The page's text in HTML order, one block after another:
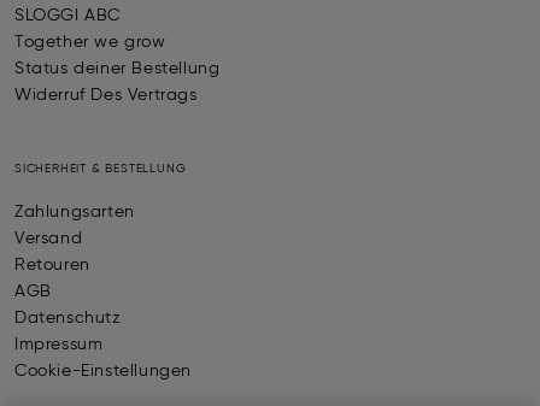
SLOGGI ABC
Together we grow
Status deiner Bestellung
Widerruf Des Vertrags
SICHERHEIT & BESTELLUNG
Zahlungsarten
Versand
Retouren
AGB
Datenschutz
Impressum
Cookie-Einstellungen